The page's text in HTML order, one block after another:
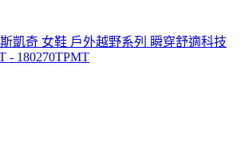
凱奇 女鞋 戶外越野系列 瞬穿舒適科技
- 180270TPMT